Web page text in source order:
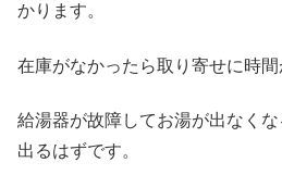
かります。
在庫がなかったら取り寄せに時間
給湯器が故障してお湯が出なく
出るはずです。